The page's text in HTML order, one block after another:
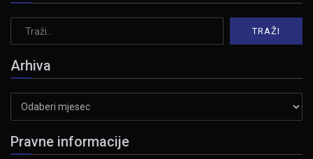
Arhiva
Pravne informacije